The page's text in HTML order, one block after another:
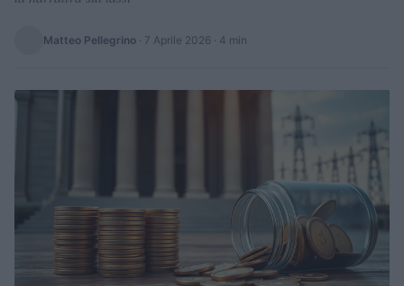
Matteo Pellegrino · 7 Aprile 2026 · 4 min